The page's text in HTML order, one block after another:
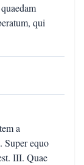
qui
a
Super equo
III. Quae